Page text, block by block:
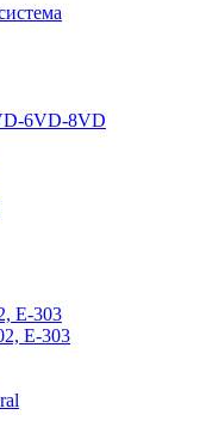
6VD-8VD
Е-303
Е-303